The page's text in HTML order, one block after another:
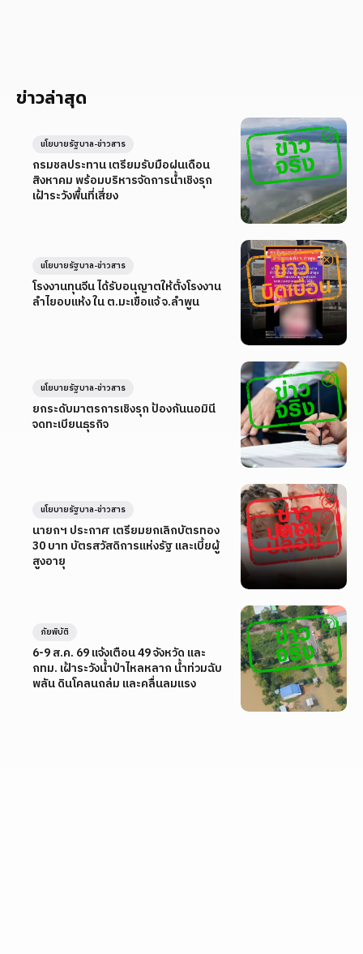
ข่าวล่าสุด
กรมชลประทาน เตรียมรับมือฝนเดือน
สิงหาคม พร้อมบริหารจัดการน้ำเชิงรุก
เฝ้าระวังพื้นที่เสี่ยง
นโยบายรัฐบาล-ข่าวสาร
โรงงานทุนจีน ได้รับอนุญาตให้ตั้งโรงงาน
ลำไยอบแห้ง ใน ต.มะเขือแจ้ จ.ลำพูน
นโยบายรัฐบาล-ข่าวสาร
ยกระดับมาตรการเชิงรุก ป้องกันนอมินี
จดทะเบียนธุรกิจ
นโยบายรัฐบาล-ข่าวสาร
นายกฯ ประกาศ เตรียมยกเลิกบัตรทอง
30 บาท บัตรสวัสดิการแห่งรัฐ และเบี้ยผู้
สูงอายุ
นโยบายรัฐบาล-ข่าวสาร
6-9 ส.ค. 69 แจ้งเตือน 49 จังหวัด และ
กทม. เฝ้าระวังน้ำป่าไหลหลาก น้ำท่วมฉับ
พลัน ดินโคลนถล่ม และคลื่นลมแรง
ภัยพิบัติ